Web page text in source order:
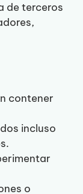
de terceros
contener
incluso
o